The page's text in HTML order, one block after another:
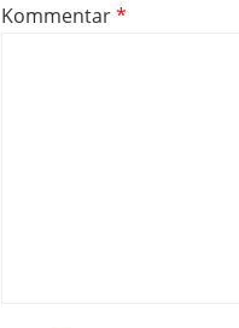
Kommentar*